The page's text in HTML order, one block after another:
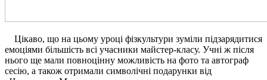
Цікаво, що на цьому уроці фізкультури зуміли підзарядитися
емоціями більшість всі учасники майстер-класу. Учні ж після
нього ще мали повноцінну можливість на фото та автограф
сесію, а також отримали символічні подарунки від